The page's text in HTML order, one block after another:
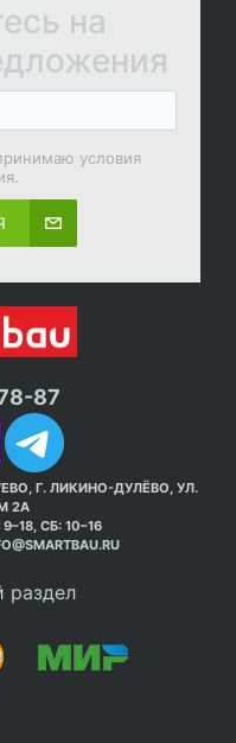
на
условия
87
Г. ЛИКИНО-ДУЛЁВО, УЛ.
2А
СБ: 10–16
раздел